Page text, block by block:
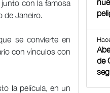
con la famosa
de Janeiro.
se convierte en
con vínculos con
la película, en un
de